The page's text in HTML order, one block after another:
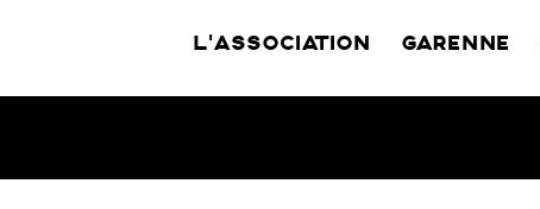
L’ASSOCIATION GARENNE